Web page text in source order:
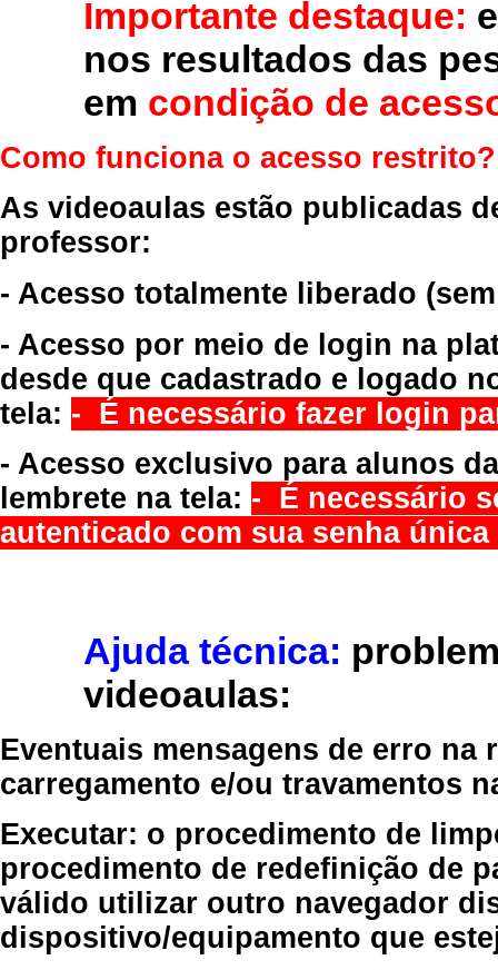
Importante destaque:
nos resultados das
em condição de
Como funciona o acesso restrito?
As videoaulas estão publicadas
professor:
- Acesso totalmente liberado
- Acesso por meio de login na
desde que cadastrado e logado
tela: - É necessário fazer login
- Acesso exclusivo para alunos
lembrete na tela: - É necessário
autenticado com sua senha
Ajuda técnica:
videoaulas:
Eventuais mensagens de erro
carregamento e/ou travamentos
Executar: o procedimento de
procedimento de redefinição de
válido utilizar outro navegador
dispositivo/equipamento que